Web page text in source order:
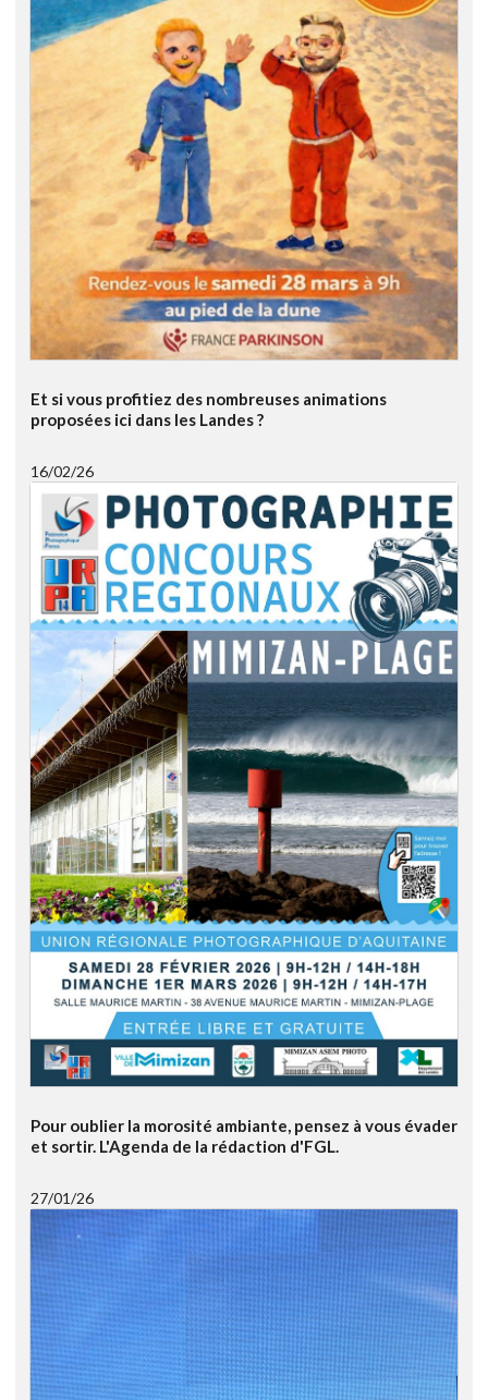
Et si vous profitiez des nombreuses animations
proposées ici dans les Landes ?
16/02/26
Pour oublier la morosité ambiante, pensez à vous évader
et sortir. L'Agenda de la rédaction d'FGL.
27/01/26